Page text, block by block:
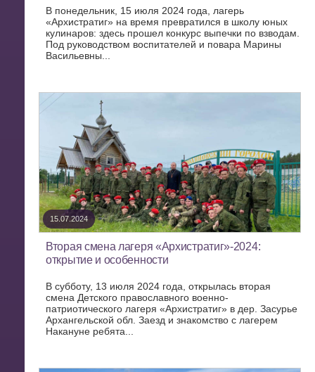
В понедельник, 15 июля 2024 года, лагерь
«Архистратиг» на время превратился в школу юных
кулинаров: здесь прошел конкурс выпечки по взводам.
Под руководством воспитателей и повара Марины
Васильевны...
15.07.2024
Вторая смена лагеря «Архистратиг»-2024:
открытие и особенности
В субботу, 13 июля 2024 года, открылась вторая
смена Детского православного военно-
патриотического лагеря «Архистратиг» в дер. Засурье
Архангельской обл. Заезд и знакомство с лагерем
Накануне ребята...